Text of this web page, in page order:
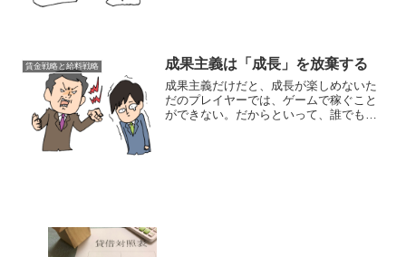
賃金戦略と給料戦略 成果主義は「成長」を放棄する
成果主義だけだと、成長が楽しめないた
だのプレイヤーでは、ゲームで稼ぐこと
ができない。だからといって、誰でも簡